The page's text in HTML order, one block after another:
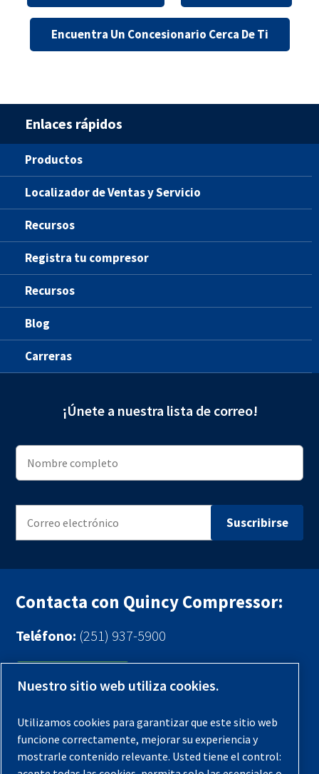
Encuentra Un Concesionario Cerca De Ti
Enlaces rápidos
Productos
Localizador de Ventas y Servicio
Recursos
Registra tu compresor
Recursos
Blog
Carreras
¡Únete a nuestra lista de correo!
Contacta con Quincy Compressor:
Teléfono: (251) 937-5900
Contáctenos
Registra tu compresor
Aviso legal
Garantías
Nuestro sitio web utiliza cookies.
Utilizamos cookies para garantizar que este sitio web
funcione correctamente, mejorar su experiencia y
mostrarle contenido relevante. Usted tiene el control: